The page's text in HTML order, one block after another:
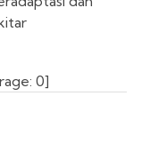
0]